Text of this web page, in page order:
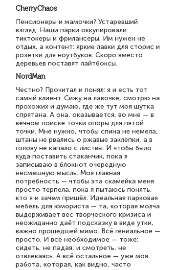
CherryChaos
Пенсионеры и мамочки? Устаревший
взгляд. Наши парки оккупировали
тиктокеры и фрилансеры. Им нужен не
отдых, а контент: яркие лавки для сторис и
розетки для ноутбуков. Скоро вместо
деревьев поставят лайтбоксы.
NordMan
Честно? Прочитал и понял: я и есть тот
самый клиент. Сижу на лавочке, смотрю на
прохожих и думаю, где же тут моя шутка
спрятана. А она, оказывается, во мне — в
вечном поиске точки опоры для пятой
точки. Мне нужно, чтобы спина не немела,
штаны не рвались о ржавые заклёпки, а в
голову не капало с листвы. И чтобы было
куда поставить стаканчик, пока я
записываю в блокнот очередную
несмешную мысль. Моя главная
потребность — чтобы эта скамейка меня
просто терпела, пока я пытаюсь понять,
кто я и зачем пришёл. Идеальная парковая
мебель для юмориста — та, которая молча
выдерживает вес творческого кризиса и
неожиданно даёт подсказку в виде утки,
важно прошедшей мимо. Всё гениальное —
просто. И всё необходимое — тоже:
сидеть, не падая, и смотреть, не
отвлекаясь. А всё остальное — уже моя
работа, которая, как видно, часто